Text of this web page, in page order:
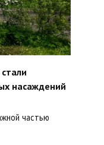
насаждений
частью